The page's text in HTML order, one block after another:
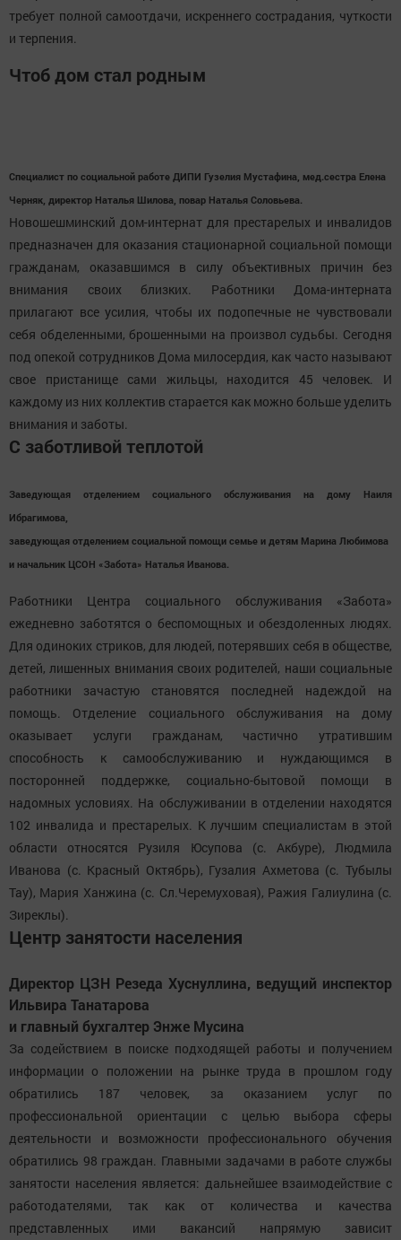
требует полной самоотдачи, искреннего сострадания, чуткости
и терпения.
Чтоб дом стал родным
Специалист по социальной работе ДИПИ Гузелия Мустафина, мед.сестра Елена
Черняк, директор Наталья Шилова, повар Наталья Соловьева.
Новошешминский дом-интернат для престарелых и инвалидов
предназначен для оказания стационарной социальной помощи
гражданам, оказавшимся в силу объективных причин без
внимания своих близких. Работники Дома-интерната
прилагают все усилия, чтобы их подопечные не чувствовали
себя обделенными, брошенными на произвол судьбы. Сегодня
под опекой сотрудников Дома милосердия, как часто называют
свое пристанище сами жильцы, находится 45 человек. И
каждому из них коллектив старается как можно больше уделить
внимания и заботы.
С заботливой теплотой
Заведующая отделением социального обслуживания на дому Наиля
Ибрагимова,
заведующая отделением социальной помощи семье и детям Марина Любимова
и начальник ЦСОН «Забота» Наталья Иванова.
Работники Центра социального обслуживания «Забота»
ежедневно заботятся о беспомощных и обездоленных людях.
Для одиноких стриков, для людей, потерявших себя в обществе,
детей, лишенных внимания своих родителей, наши социальные
работники зачастую становятся последней надеждой на
помощь. Отделение социального обслуживания на дому
оказывает услуги гражданам, частично утратившим
способность к самообслуживанию и нуждающимся в
посторонней поддержке, социально-бытовой помощи в
надомных условиях. На обслуживании в отделении находятся
102 инвалида и престарелых. К лучшим специалистам в этой
области относятся Рузиля Юсупова (с. Акбуре), Людмила
Иванова (с. Красный Октябрь), Гузалия Ахметова (с. Тубылы
Тау), Мария Ханжина (с. Сл.Черемуховая), Ражия Галиулина (с.
Зиреклы).
Центр занятости населения
Директор ЦЗН Резеда Хуснуллина, ведущий инспектор
Ильвира Танатарова
и главный бухгалтер Энже Мусина
За содействием в поиске подходящей работы и получением
информации о положении на рынке труда в прошлом году
обратились 187 человек, за оказанием услуг по
профессиональной ориентации с целью выбора сферы
деятельности и возможности профессионального обучения
обратились 98 граждан. Главными задачами в работе службы
занятости населения является: дальнейшее взаимодействие с
работодателями, так как от количества и качества
представленных ими вакансий напрямую зависит